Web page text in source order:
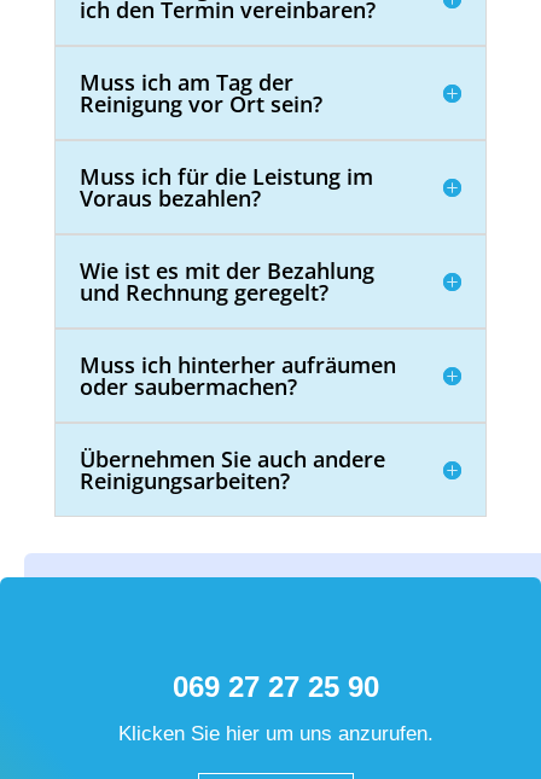
ich den Termin vereinbaren?
Muss ich am Tag der
Reinigung vor Ort sein?
Muss ich für die Leistung im
Voraus bezahlen?
Wie ist es mit der Bezahlung
und Rechnung geregelt?
Muss ich hinterher aufräumen
oder saubermachen?
Übernehmen Sie auch andere
Reinigungsarbeiten?
069 27 27 25 90
Klicken Sie hier um uns anzurufen.